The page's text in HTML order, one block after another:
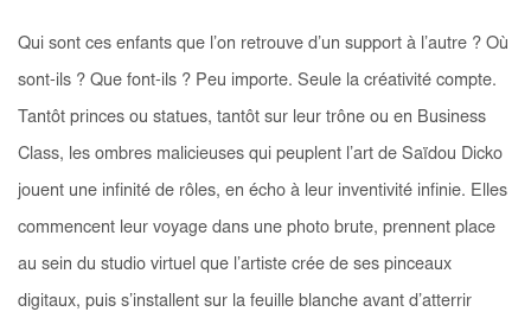
Qui sont ces enfants que l’on retrouve d’un support à l’autre ? Où
sont-ils ? Que font-ils ? Peu importe. Seule la créativité compte.
Tantôt princes ou statues, tantôt sur leur trône ou en Business
Class, les ombres malicieuses qui peuplent l’art de Saïdou Dicko
jouent une infinité de rôles, en écho à leur inventivité infinie. Elles
commencent leur voyage dans une photo brute, prennent place
au sein du studio virtuel que l’artiste crée de ses pinceaux
digitaux, puis s’installent sur la feuille blanche avant d’atterrir